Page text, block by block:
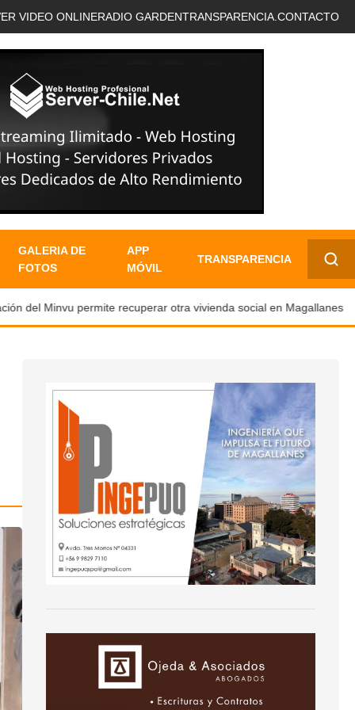
VIDEO ONLINERADIO GARDENTRANSPARENCIA. CONTACTO
GALERIA DE
FOTOS
APP
MÓVIL
TRANSPARENCIA
✕
del Minvu permite recuperar otra vivienda social en Magallanes